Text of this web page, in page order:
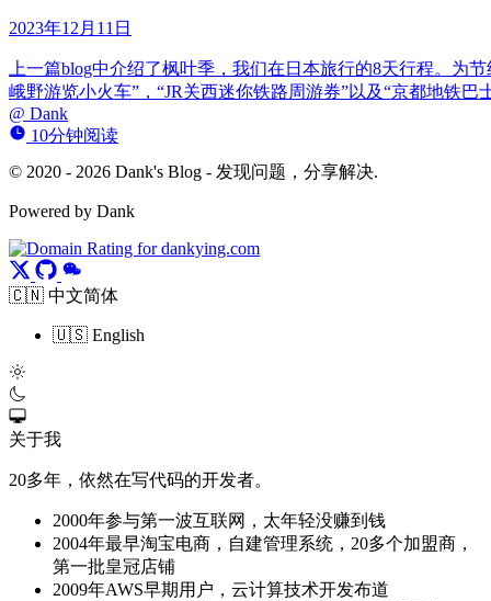
2023年12月11日
上一篇blog中介绍了枫叶季，我们在日本旅行的8天行程。为
峨野游览小火车”，“JR关西迷你铁路周游券”以及“京都地铁巴
@ Dank
10分钟阅读
© 2020 - 2026 Dank's Blog - 发现问题，分享解决.
Powered by Dank
🇨🇳 中文简体
🇺🇸 English
关于我
20多年，依然在写代码的开发者。
2000年参与第一波互联网，太年轻没赚到钱
2004年最早淘宝电商，自建管理系统，20多个加盟商，
第一批皇冠店铺
2009年AWS早期用户，云计算技术开发布道